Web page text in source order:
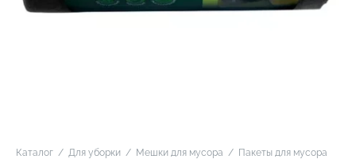
Каталог / Для уборки / Мешки для мусора / Пакеты для мусора